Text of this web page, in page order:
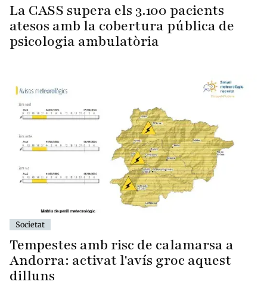
La CASS supera els 3.100 pacients
atesos amb la cobertura pública de
psicologia ambulatòria
Societat
Tempestes amb risc de calamarsa a
Andorra: activat l'avís groc aquest
dilluns